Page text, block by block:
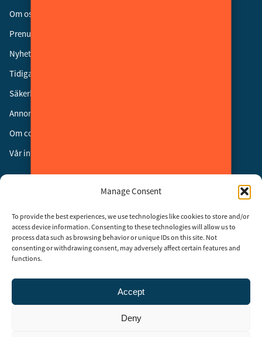
Manage Consent
To provide the best experiences, we use technologies like cookies to store and/or
access device information. Consenting to these technologies will allow us to
process data such as browsing behavior or unique IDs on this site. Not
consenting or withdrawing consent, may adversely affect certain features and
functions.
Accept
Deny
Om oss
Prenumerera
Nyhetsbrev
Tidigare nummer
Säkerhetsgalan
Annonsera
Om cookies
Vår integritetspolicy
Instagram
LinkedIn
Säkerhet år 2003 för att stimulera, utveckla och informera om